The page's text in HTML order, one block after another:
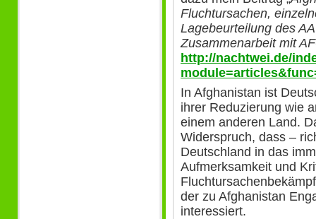
Fluchtursachen,
Lagebeurteilung des
Zusammenarbeit mit
http://nachtwei.de/
In Afghanistan ist
ihrer Reduzierung wie
einem anderen Land.
Widerspruch, dass –
Deutschland in das
Aufmerksamkeit und
der zu Afghanistan
interessiert.